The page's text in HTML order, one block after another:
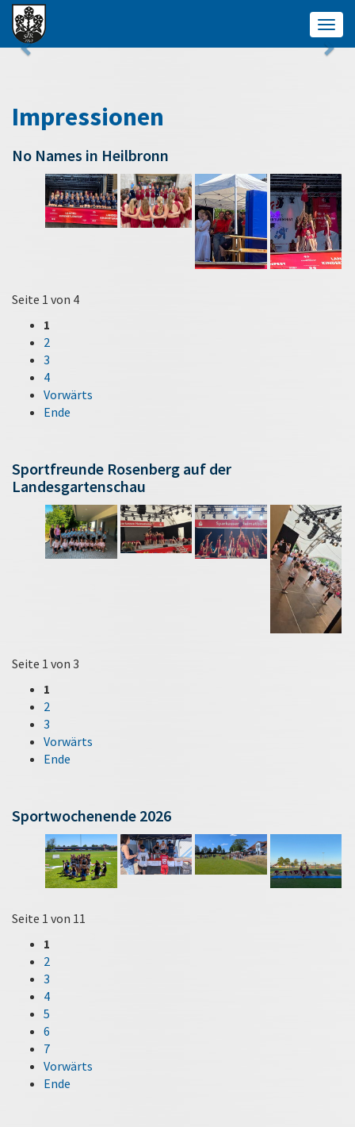
Impressionen
No Names in Heilbronn
Seite 1 von 4
1
2
3
4
Vorwärts
Ende
Sportfreunde Rosenberg auf der
Landesgartenschau
Seite 1 von 3
1
2
3
Vorwärts
Ende
Sportwochenende 2026
Seite 1 von 11
1
2
3
4
5
6
7
Vorwärts
Ende